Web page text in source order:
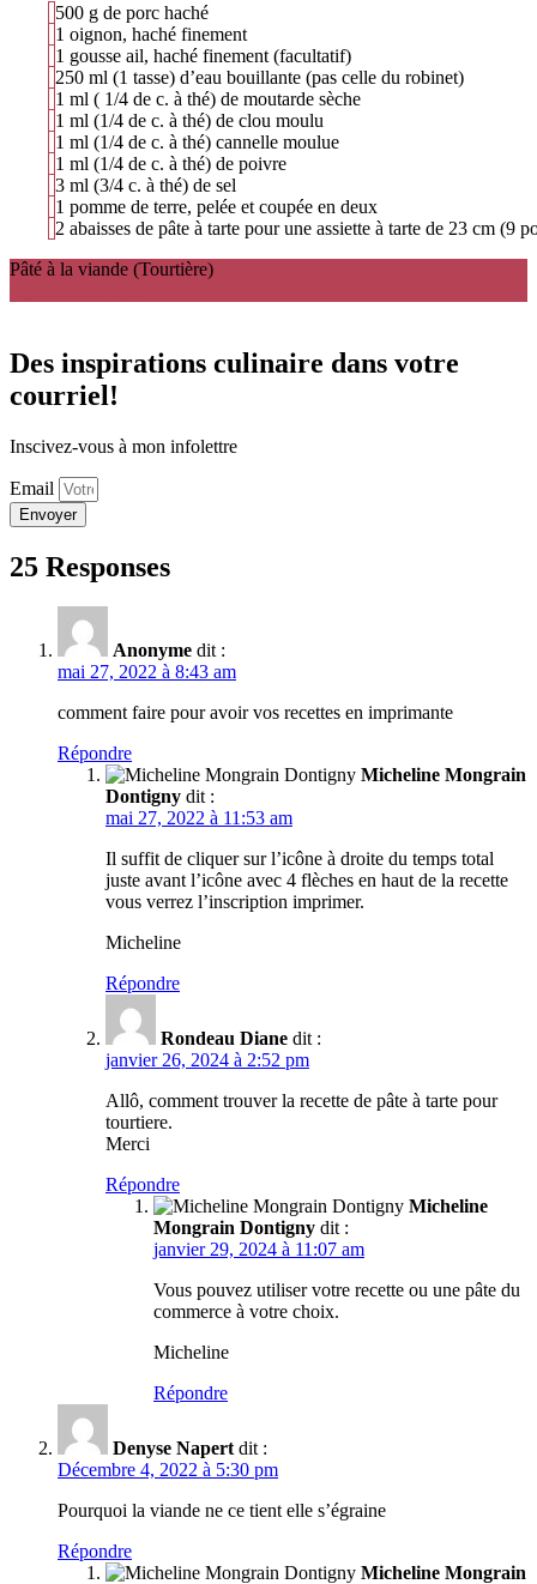
500 g de porc haché
1 oignon, haché finement
1 gousse ail, haché finement (facultatif)
250 ml (1 tasse) d’eau bouillante (pas celle du robinet)
1 ml ( 1/4 de c. à thé) de moutarde sèche
1 ml (1/4 de c. à thé) de clou moulu
1 ml (1/4 de c. à thé) cannelle moulue
1 ml (1/4 de c. à thé) de poivre
3 ml (3/4 c. à thé) de sel
1 pomme de terre, pelée et coupée en deux
2 abaisses de pâte à tarte pour une assiette à tarte de 23 cm (9
Pâté à la viande (Tourtière)
Des inspirations culinaire dans votre
courriel!
Inscivez-vous à mon infolettre
Email
Envoyer
25 Responses
Anonyme dit :
mai 27, 2022 à 8:43 am
comment faire pour avoir vos recettes en imprimante
Répondre
Micheline Mongrain
Dontigny dit :
mai 27, 2022 à 11:53 am
Il suffit de cliquer sur l’icône à droite du temps total
juste avant l’icône avec 4 flèches en haut de la recette
vous verrez l’inscription imprimer.
Micheline
Répondre
Rondeau Diane dit :
janvier 26, 2024 à 2:52 pm
Allô, comment trouver la recette de pâte à tarte pour
tourtiere.
Merci
Répondre
Micheline
Mongrain Dontigny dit :
janvier 29, 2024 à 11:07 am
Vous pouvez utiliser votre recette ou une pâte du
commerce à votre choix.
Micheline
Répondre
Denyse Napert dit :
Décembre 4, 2022 à 5:30 pm
Pourquoi la viande ne ce tient elle s’égraine
Répondre
Micheline Mongrain